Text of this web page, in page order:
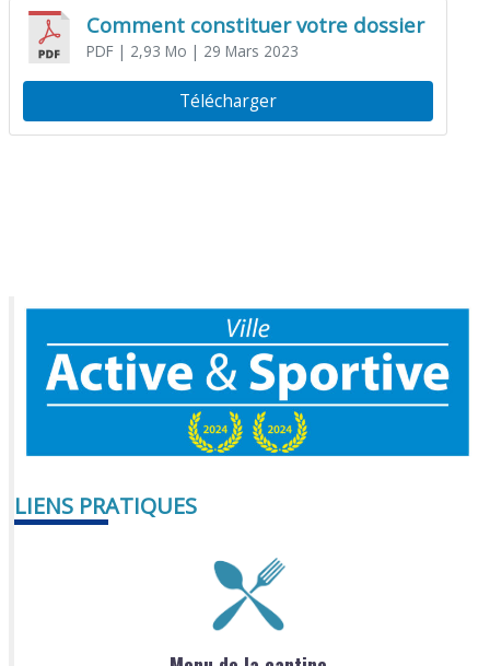
Comment constituer votre dossier
PDF| 2,93 Mo | 29 Mars 2023
Télécharger
LIENS PRATIQUES